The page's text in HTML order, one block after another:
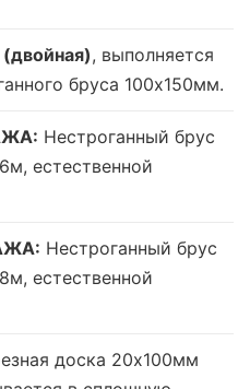
, выполняется
бруса 100х150мм.
Нестроганный брус
естественной
Нестроганный брус
естественной
доска 20х100мм